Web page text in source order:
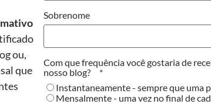
ou,
que
Sobrenome
Com que frequência você gostaria de
nosso blog? *
Instantaneamente - sempre que uma
Mensalmente - uma vez no final de